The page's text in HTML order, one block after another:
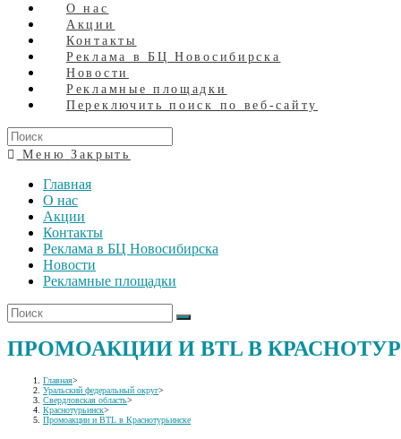
О нас
Акции
Контакты
Реклама в БЦ Новосибирска
Новости
Рекламные площадки
Переключить поиск по веб-сайту
Меню Закрыть
Главная
О нас
Акции
Контакты
Реклама в БЦ Новосибирска
Новости
Рекламные площадки
ПРОМОАКЦИИ И BTL В
Главная>
Уральский федеральный округ>
Свердловская область>
Краснотурьинск>
Промоакции и BTL в Краснотурьинске